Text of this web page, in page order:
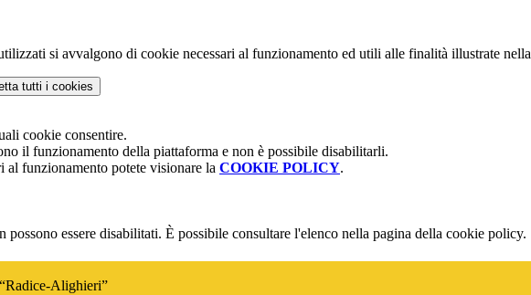
si avvalgono di cookie necessari al funzionamento ed utili alle finalità illustrate nella
tutti i cookies
cookie consentire.
il funzionamento della piattaforma e non è possibile disabilitarli.
al funzionamento potete visionare la COOKIE POLICY.
essere disabilitati. È possibile consultare l'elenco nella pagina della cookie policy.
Alighieri”